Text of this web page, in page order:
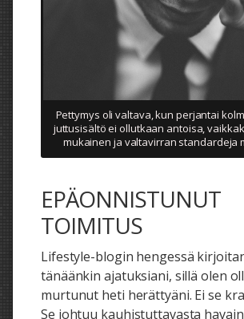
Pettymys oli valtava, kun perjantai
juttusisältö ei ollutkaan antoisa,
mukainen ja valtavirran standardeja
EPÄONNISTUNUT
TOIMITUS
Lifestyle-blogin hengessä
tänäänkin ajatuksiani, sillä olen
murtunut heti herättyäni. Ei se
Se johtuu kauhistuttavasta